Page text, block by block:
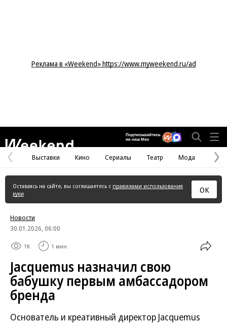
Реклама в «Weekend» https://www.myweekend.ru/ad
Предыдущая
страница
Выставки Кино Сериалы Театр Мода
Оставаясь на сайте, вы соглашаетесь с правилами использования
куки
ОК
Новости
30.01.2026, 06:00
1K 1 мин.
Jacquemus назначил свою
бабушку первым амбассадором
бренда
Основатель и креативный директор Jacquemus